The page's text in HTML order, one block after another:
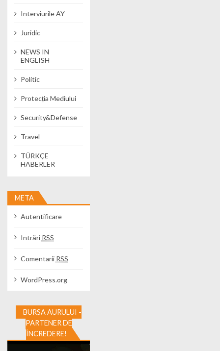
Interviurile AY
Juridic
NEWS IN
ENGLISH
Politic
Protecția Mediului
Security&Defense
Travel
TÜRKÇE
HABERLER
META
Autentificare
Intrări RSS
Comentarii RSS
WordPress.org
BURSA AURULUI -
PARTENER DE
ÎNCREDERE!